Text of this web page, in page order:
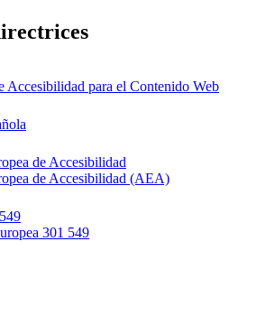
Accesibilidad para el Contenido Web
de Accesibilidad
de Accesibilidad (AEA)
301 549